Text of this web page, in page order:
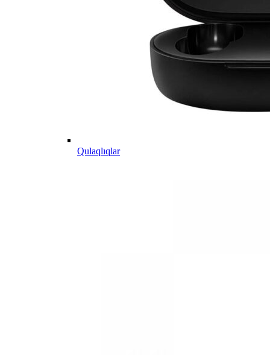
Qulaqlıqlar